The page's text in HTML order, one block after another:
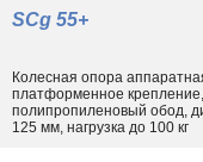
SCg 55+
Колесная опора
платформенное
полипропиленовый обод,
125 мм, нагрузка до 100 кг